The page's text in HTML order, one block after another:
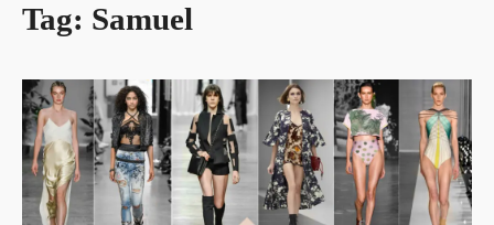
Tag: Samuel